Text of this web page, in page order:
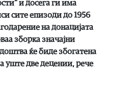
и досега ги има
сите епизоди до 1956
на донацијата
зборка значајни
ќе биде збогатена
уште две децении, рече